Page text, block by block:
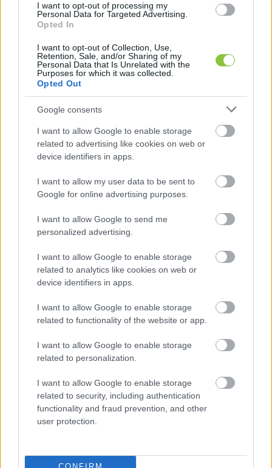
I want to opt-out of processing my
Personal Data for Targeted Advertising.
Opted In
I want to opt-out of Collection, Use,
Retention, Sale, and/or Sharing of my
Personal Data that Is Unrelated with the
Purposes for which it was collected.
Opted Out
Google consents
I want to allow Google to enable storage
related to advertising like cookies on web or
device identifiers in apps.
I want to allow my user data to be sent to
Google for online advertising purposes.
I want to allow Google to send me
personalized advertising.
I want to allow Google to enable storage
related to analytics like cookies on web or
device identifiers in apps.
I want to allow Google to enable storage
related to functionality of the website or app.
I want to allow Google to enable storage
related to personalization.
I want to allow Google to enable storage
related to security, including authentication
functionality and fraud prevention, and other
user protection.
CONFIRM
érdekes folyamatok zajlanak az elmúlt években.
A családi adókedvezmények jóval előnyösebb
helyzetbe hozták a családokat. Az általános
adóterheléssel az Európai Unió élén szerepelt
Magyarország, a két gyermeket nevelő,
középmezőnybe sorolta hazánkat.
gyermeket nevelőket, mint nálunk, az élen
Belgium és Németország állt (36,9 és 33,96
százalékkal), míg a legkevesebbet Cipruson és
Svájcban vontak el a családosoktól (5,97, illetve
kedvezményeknek köszönhetően a bruttó
A legfrissebb, 2023-as adatok azonban már
másról árulkodnak: a két gyermeket nevelő és
állam, aminél már csak hét országban magasabb